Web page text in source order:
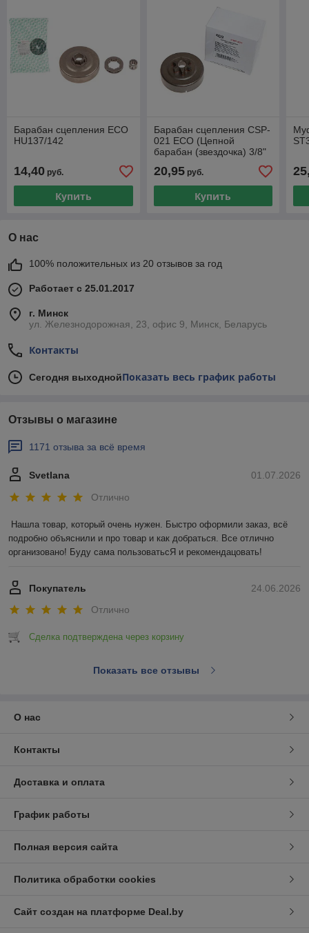
Барабан сцепления ECO
HU137/142
14,40 руб.
Купить
Барабан сцепления CSP-
021 ECO (Цепной
барабан (звездочка) 3/8"
20,95руб.
Купить
О нас
100% положительных из 20 отзывов за год
Работает с 25.01.2017
г. Минск
ул. Железнодорожная, 23, офис 9, Минск, Беларусь
Контакты
Сегодня выходнойПоказать весь график работы
Отзывы о магазине
1171 отзыва за всё время
01.07.2026
Svetlana
Отлично
Нашла товар, который очень нужен. Быстро оформили заказ, всё
подробно объяснили и про товар и как добраться. Все отлично
организовано! Буду сама пользоватьсЯ и рекомендацовать!
24.06.2026
Покупатель
Отлично
Сделка подтверждена через корзину
Показать все отзывы
О нас
Контакты
Доставка и оплата
График работы
Полная версия сайта
Политика обработки cookies
Сайт создан на платформе Deal.by